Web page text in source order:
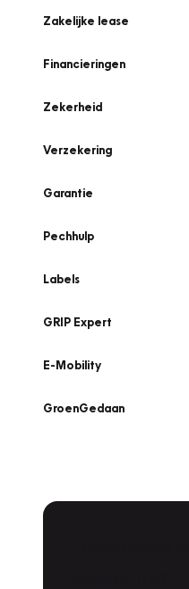
Zakelijke lease
Financieringen
Zekerheid
Verzekering
Garantie
Pechhulp
Labels
GRIP Expert
E-Mobility
GroenGedaan